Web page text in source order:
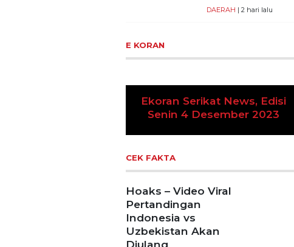
DAERAH | 2 hari lalu
E KORAN
Previous